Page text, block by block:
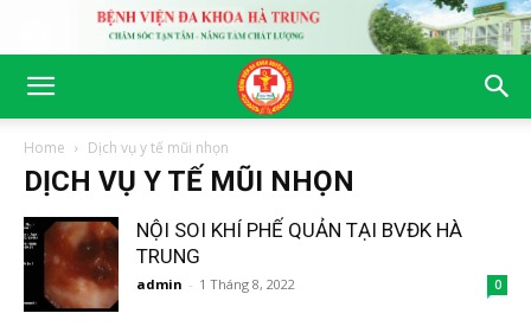
Home Dịch vụ y tế mũi nhọn
DỊCH VỤ Y TẾ MŨI NHỌN
NỘI SOI KHÍ PHẾ QUẢN TẠI BVĐK HÀ
TRUNG
admin - 1 Tháng 8, 2022 0